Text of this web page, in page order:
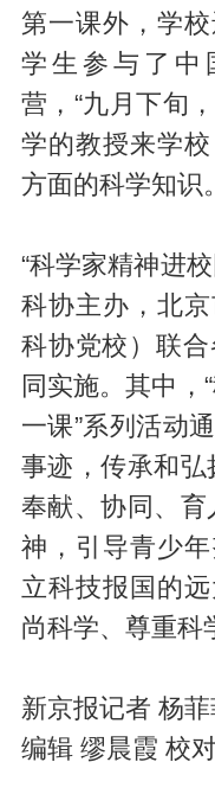
第一课外，学
学生参与了中
营，“九月下旬
学的教授来学
方面的科学知识
“科学家精神进
科协主办，北
科协党校）联
同实施。其中，
一课”系列活动
事迹，传承和弘
奉献、协同、育
神，引导青少
立科技报国的
尚科学、尊重科
新京报记者 杨菲
编辑 缪晨霞 校